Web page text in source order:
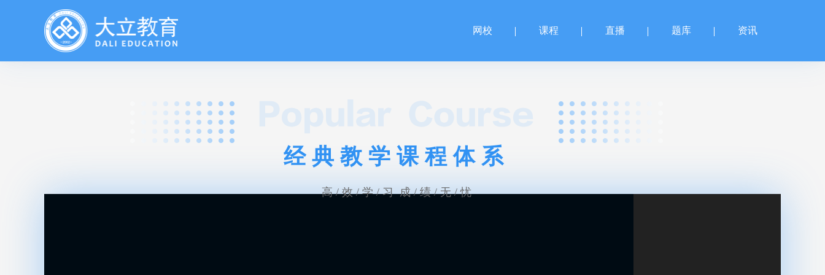
网校 课程 直播 题库 资讯
经典教学课程体系
高 / 效 / 学 / 习 成 / 绩 / 无 / 忧